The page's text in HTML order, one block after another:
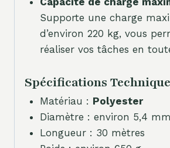
Supporte une charge
d’environ 220 kg, vous
réaliser vos tâches en
Spécifications
Matériau : Polyester
Diamètre : environ 5,4 mm
Longueur : 30 mètres